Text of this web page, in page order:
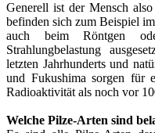
Generell ist der Mensch
befinden sich zum Beispiel
auch beim Röntgen
Strahlungbelastung
letzten Jahrhunderts und
und Fukushima sorgen für
Radioaktivität als noch vor
Welche Pilze-Arten sind